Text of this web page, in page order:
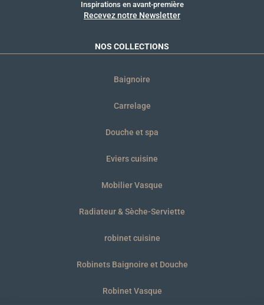
Inspirations en avant-première
Recevez notre Newsletter
NOS COLLECTIONS
Baignoire
Carrelage
Douche et spa
Eviers cuisine
Mobilier Vasque
Radiateur & Sèche-Serviette
robinet cuisine
Robinets Baignoire et Douche
Robinet Vasque